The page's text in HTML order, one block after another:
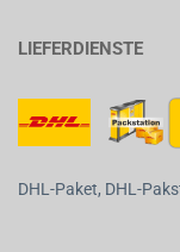
LIEFERDIENSTE
DHL-Paket, DHL-